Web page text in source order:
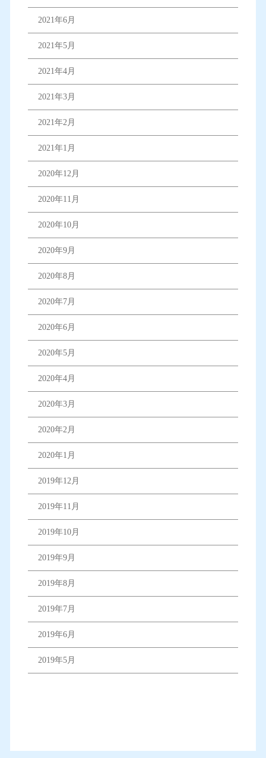
2021年6月
2021年5月
2021年4月
2021年3月
2021年2月
2021年1月
2020年12月
2020年11月
2020年10月
2020年9月
2020年8月
2020年7月
2020年6月
2020年5月
2020年4月
2020年3月
2020年2月
2020年1月
2019年12月
2019年11月
2019年10月
2019年9月
2019年8月
2019年7月
2019年6月
2019年5月